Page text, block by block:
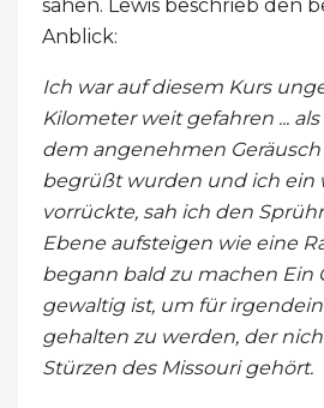
sahen. Lewis beschrieb den
Anblick:
Ich war auf diesem Kurs
Kilometer weit gefahren ...
dem angenehmen Geräusch
begrüßt wurden und ich ein
vorrückte, sah ich den
Ebene aufsteigen wie eine
begann bald zu machen Ein
gewaltig ist, um für
gehalten zu werden, der
Stürzen des Missouri gehört.